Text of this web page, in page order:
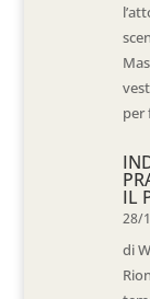
per
IL
28/
di